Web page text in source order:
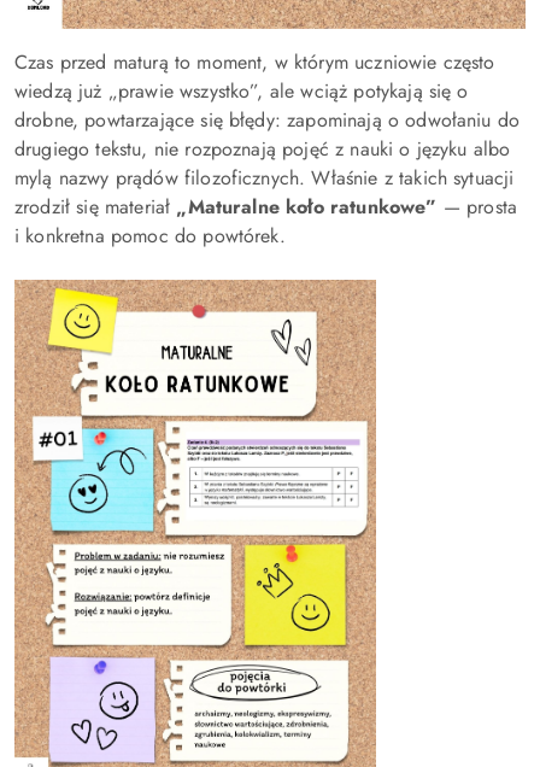
Czas przed maturą to moment, w którym uczniowie często
wiedzą już „prawie wszystko”, ale wciąż potykają się o
drobne, powtarzające się błędy: zapominają o odwołaniu do
drugiego tekstu, nie rozpoznają pojęć z nauki o języku albo
mylą nazwy prądów filozoficznych. Właśnie z takich sytuacji
zrodził się materiał „Maturalne koło ratunkowe” — prosta
i konkretna pomoc do powtórek.